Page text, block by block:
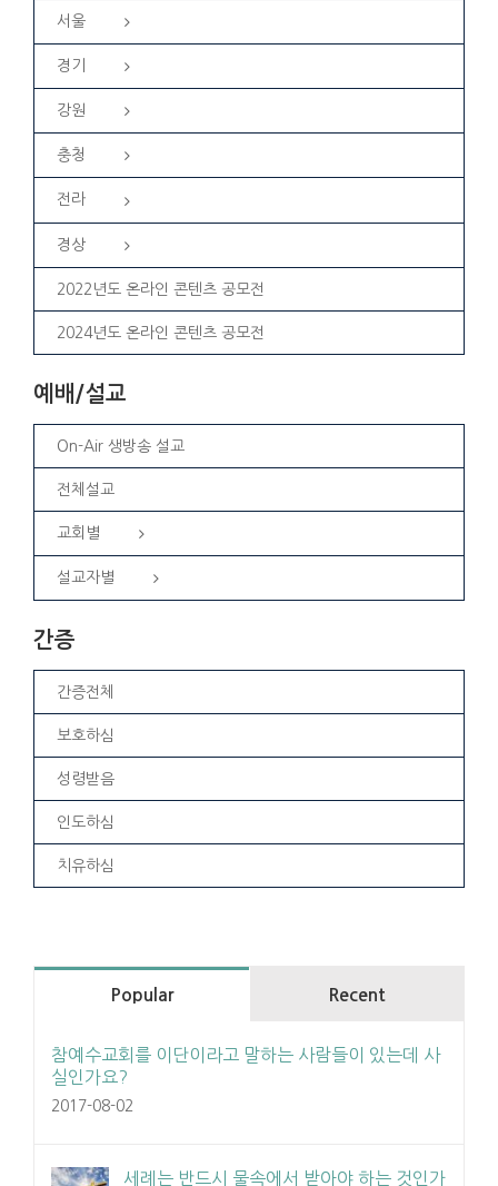
서울
경기
강원
충청
전라
경상
2022년도 온라인 콘텐츠 공모전
2024년도 온라인 콘텐츠 공모전
예배/설교
On-Air 생방송 설교
전체설교
교회별
설교자별
간증
간증전체
보호하심
성령받음
인도하심
치유하심
Popular Recent
참예수교회를 이단이라고 말하는 사람들이 있는데 사
실인가요?
2017-08-02
세례는 반드시 물속에서 받아야 하는 것인가